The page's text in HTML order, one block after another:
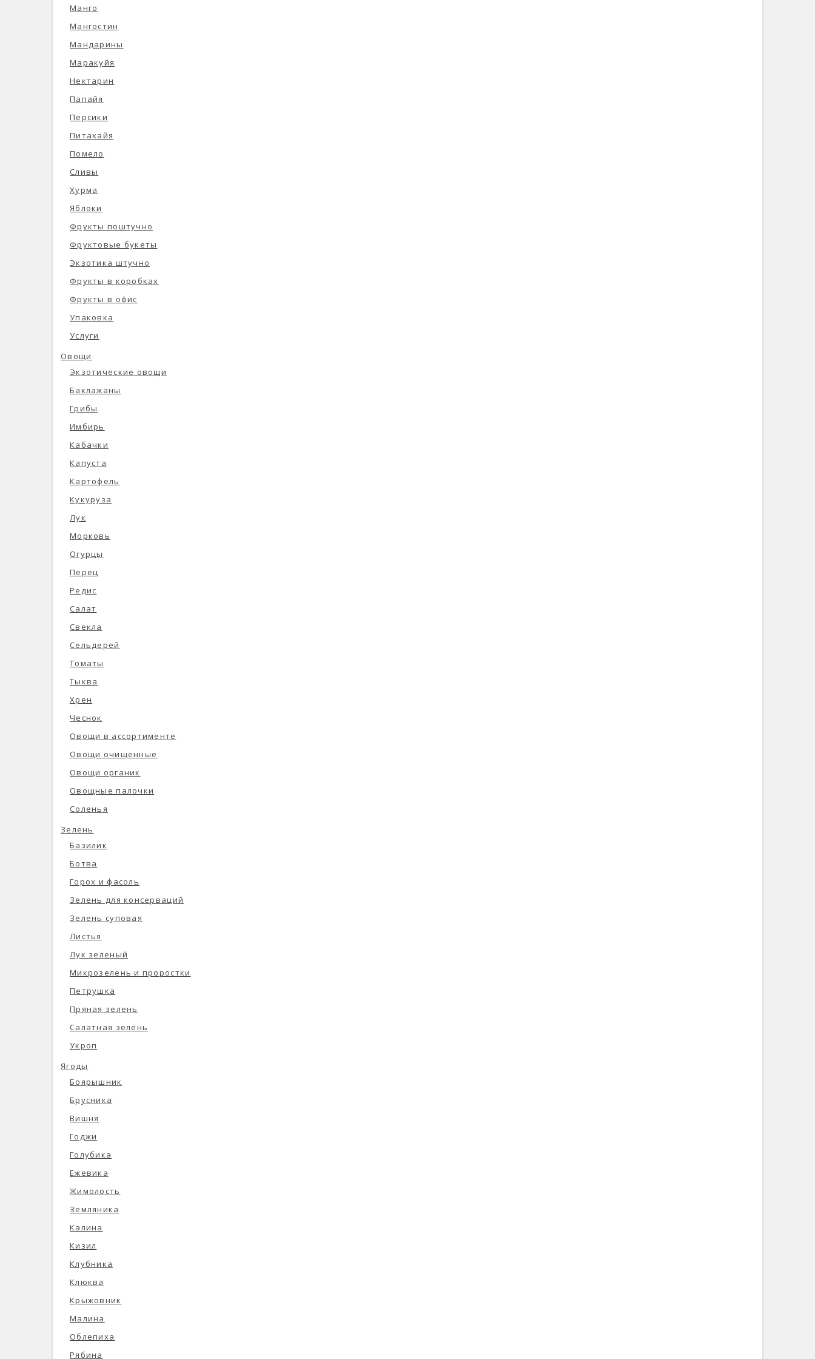
Манго
Мангостин
Мандарины
Маракуйя
Нектарин
Папайя
Персики
Питахайя
Помело
Сливы
Хурма
Яблоки
Фрукты поштучно
Фруктовые букеты
Экзотика штучно
Фрукты в коробках
Фрукты в офис
Упаковка
Услуги
Овощи
Экзотические овощи
Баклажаны
Грибы
Имбирь
Кабачки
Капуста
Картофель
Кукуруза
Лук
Морковь
Огурцы
Перец
Редис
Салат
Свекла
Сельдерей
Томаты
Тыква
Хрен
Чеснок
Овощи в ассортименте
Овощи очищенные
Овощи органик
Овощные палочки
Соленья
Зелень
Базилик
Ботва
Горох и фасоль
Зелень для консерваций
Зелень суповая
Листья
Лук зеленый
Микрозелень и проростки
Петрушка
Пряная зелень
Салатная зелень
Укроп
Ягоды
Боярышник
Брусника
Вишня
Годжи
Голубика
Ежевика
Жимолость
Земляника
Калина
Кизил
Клубника
Клюква
Крыжовник
Малина
Облепиха
Рябина